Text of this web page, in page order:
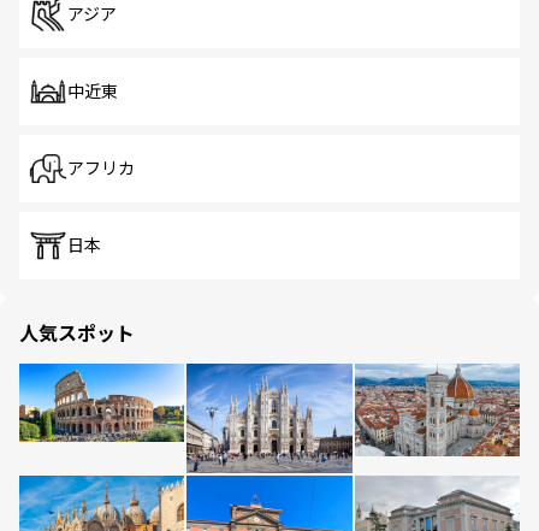
アジア
中近東
アフリカ
日本
人気スポット